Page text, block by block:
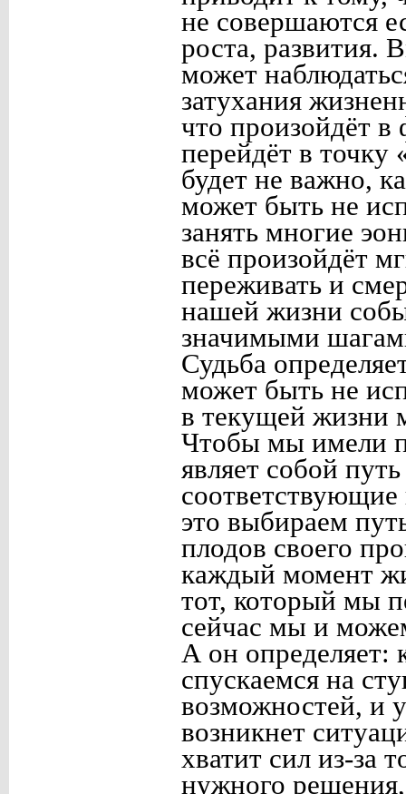
не совершаются
роста, развития.
может
затухания
что произойдёт в
перейдёт в точку
будет не важно,
может быть не
занять многие
всё произойдёт
переживать и
нашей жизни
значимыми
Судьба
может быть не
в текущей жизни
Чтобы мы имели
являет собой
это выбираем
плодов своего
каждый момент
тот, который мы
сейчас мы и
А он определяет:
спускаемся на
возможностей, и
возникнет
хватит сил из-за
нужного решения,